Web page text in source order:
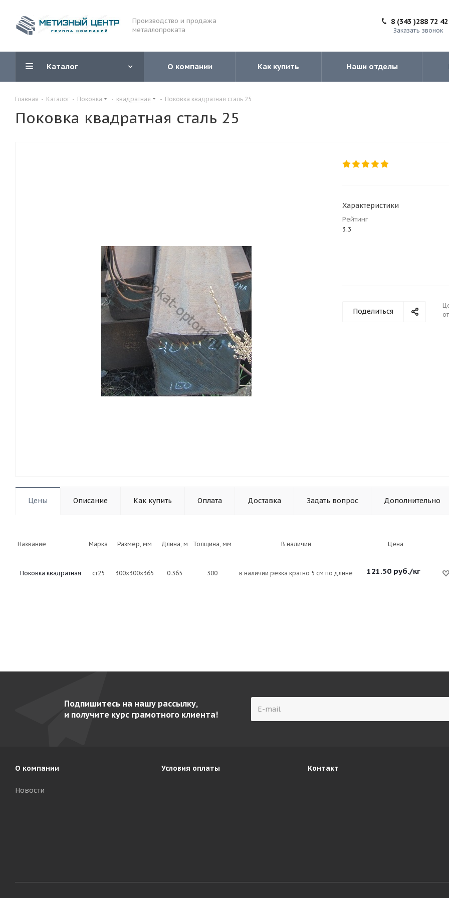
Производство и продажа
металлопроката
8 (343 )288 72 42
Заказать звонок
Каталог О компании Как купить Наши отделы
Главная - Каталог - Поковка - квадратная - Поковка квадратная сталь 25
Поковка квадратная сталь 25
Характеристики
Рейтинг
3.3
Поделиться
Цены Описание Как купить Оплата Доставка Задать вопрос Дополнительно
Название Марка Размер, мм Длина, м Толщина, мм В наличии Цена
Поковка квадратная ст25 300x300x365 0.365 300 в наличии резка кратно 5 см по длине 121.50 руб./кг
Подпишитесь на нашу рассылку,
и получите курс грамотного клиента!
О компании
Новости
Условия оплаты Контакт